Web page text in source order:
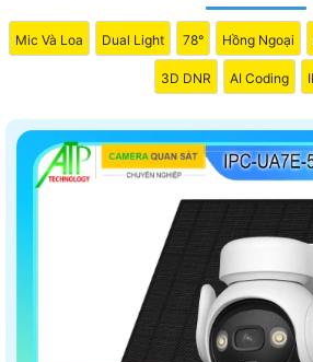
Mic Và Loa Dual Light 78° Hồng Ngoại
3D DNR AI Coding